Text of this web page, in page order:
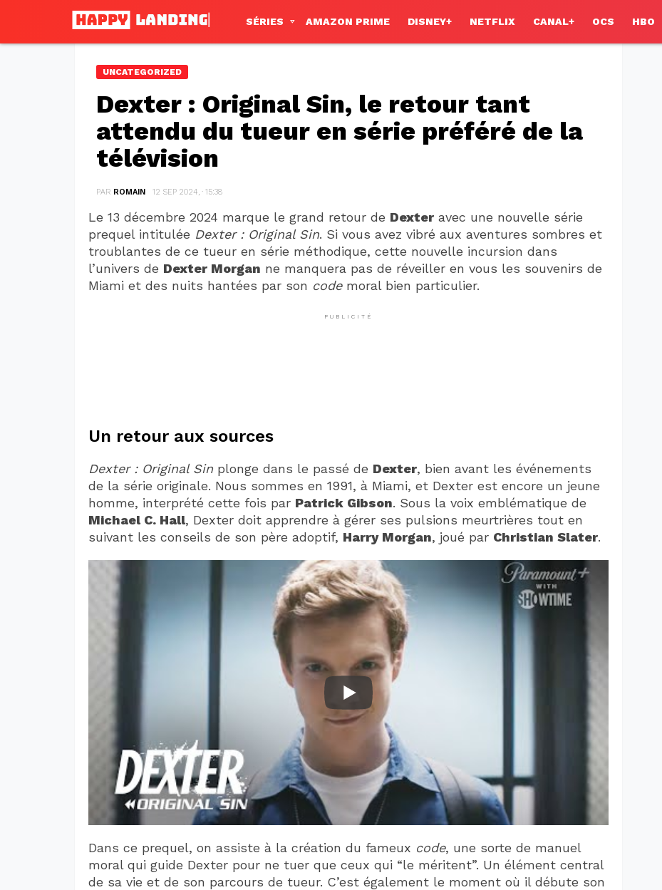
SÉRIES AMAZON PRIME DISNEY+ NETFLIX CANAL+ OCS HBO
UNCATEGORIZED
Dexter : Original Sin, le retour tant
attendu du tueur en série préféré de la
télévision
PAR ROMAIN 12 SEP 2024, · 15:38
Le 13 décembre 2024 marque le grand retour de Dexteravec une nouvelle série
prequel intitulée Dexter : Original Sin. Si vous avez vibré aux aventures sombres et
troublantes de ce tueur en série méthodique, cette nouvelle incursion dans
l’univers de Dexter Morgan ne manquera pas de réveiller en vous les souvenirs de
Miami et des nuits hantées par son codemoral bien particulier.
PUBLICITÉ
Un retour aux sources
Dexter : Original Sinplonge dans le passé de Dexter, bien avant les événements
de la série originale. Nous sommes en 1991, à Miami, et Dexter est encore un jeune
homme, interprété cette fois par Patrick Gibson. Sous la voix emblématique de
Michael C. Hall, Dexter doit apprendre à gérer ses pulsions meurtrières tout en
suivant les conseils de son père adoptif, Harry Morgan, joué par Christian Slater.
Dans ce prequel, on assiste à la création du fameux code, une sorte de manuel
moral qui guide Dexter pour ne tuer que ceux qui “le méritent”. Un élément central
de sa vie et de son parcours de tueur. C’est également le moment où il débute son